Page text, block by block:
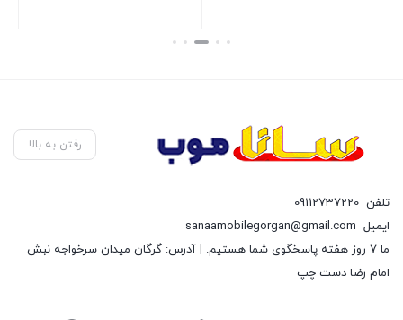
بستن
رفتن به بالا
تلفن 09112737220
ایمیل sanaamobilegorgan@gmail.com
ما 7 روز هفته پاسخگوی شما هستیم. | آدرس: گرگان میدان سرخواجه نبش
امام رضا دست چپ